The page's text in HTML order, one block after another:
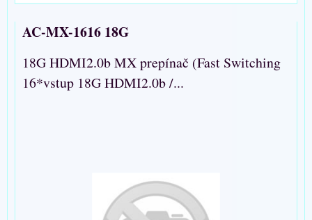
AC-MX-1616 18G
18G HDMI2.0b MX prepínač (Fast Switching
16*vstup 18G HDMI2.0b /...